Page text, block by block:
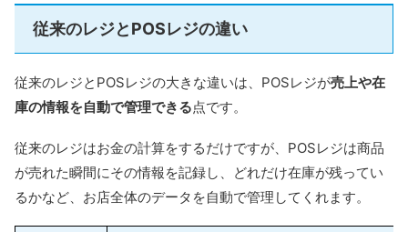
従来のレジとPOSレジの違い
従来のレジとPOSレジの大きな違いは、POSレジが売上や在
庫の情報を自動で管理できる点です。
従来のレジはお金の計算をするだけですが、POSレジは商品
が売れた瞬間にその情報を記録し、どれだけ在庫が残ってい
るかなど、お店全体のデータを自動で管理してくれます。